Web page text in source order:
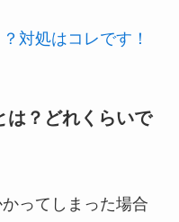
対処はコレです！
は？どれくらいで
ってしまった場合